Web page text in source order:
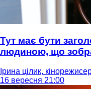
Тут має бути
людиною, що
Ірина цілик,
16 вересня 21:00